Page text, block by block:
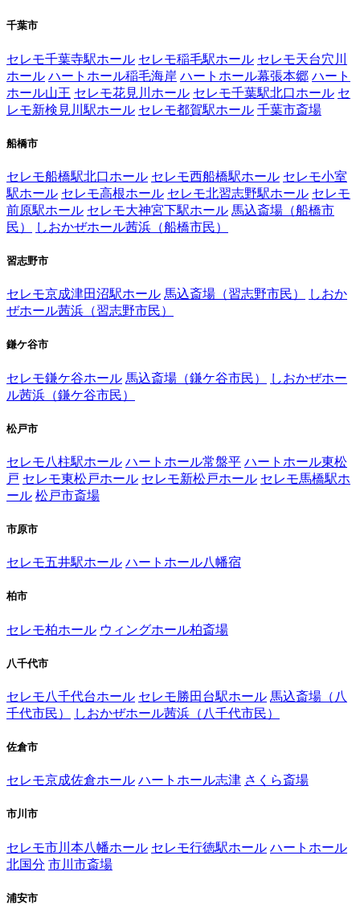
千葉市
セレモ千葉寺駅ホール セレモ稲毛駅ホール セレモ天台穴川
ホール ハートホール稲毛海岸 ハートホール幕張本郷 ハート
ホール山王 セレモ花見川ホール セレモ千葉駅北口ホール セ
レモ新検見川駅ホール セレモ都賀駅ホール 千葉市斎場
船橋市
セレモ船橋駅北口ホール セレモ西船橋駅ホール セレモ小室
駅ホール セレモ高根ホール セレモ北習志野駅ホール セレモ
前原駅ホール セレモ大神宮下駅ホール 馬込斎場（船橋市
民）
しおかぜホール茜浜（船橋市民）
習志野市
セレモ京成津田沼駅ホール 馬込斎場（習志野市民）
しおか
ぜホール茜浜（習志野市民）
鎌ケ谷市
セレモ鎌ケ谷ホール 馬込斎場（鎌ケ谷市民）
しおかぜホー
ル茜浜（鎌ケ谷市民）
松戸市
セレモ八柱駅ホール ハートホール常盤平 ハートホール東松
戸 セレモ東松戸ホール セレモ新松戸ホール セレモ馬橋駅ホ
ール 松戸市斎場
市原市
セレモ五井駅ホール ハートホール八幡宿
柏市
セレモ柏ホール ウィングホール柏斎場
八千代市
セレモ八千代台ホール セレモ勝田台駅ホール 馬込斎場（八
千代市民）
しおかぜホール茜浜（八千代市民）
佐倉市
セレモ京成佐倉ホール ハートホール志津 さくら斎場
市川市
セレモ市川本八幡ホール セレモ行徳駅ホール ハートホール
北国分 市川市斎場
浦安市